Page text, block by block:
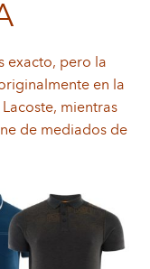
exacto, pero la
en la
mientras
de mediados de